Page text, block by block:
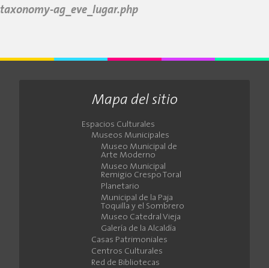
taxonomy-ag_eve_lugar.php
Mapa del sitio
Espacios Culturales
Museos Municipales
Museo Municipal de
Arte Moderno
Museo Municipal
Remigio Crespo Toral
Planetario
Municipal de la Paja
Toquilla y el Sombrero
Museo Catedral Vieja
Galería de la Alcaldía
Casas Patrimoniales
Centros Culturales
Red de Bibliotecas